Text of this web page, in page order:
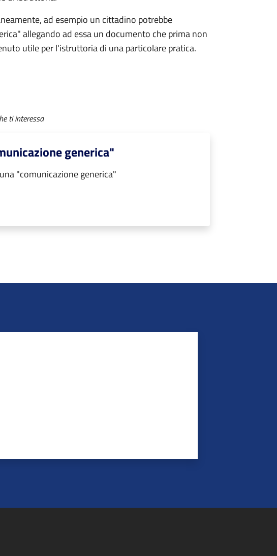
ad esempio un cittadino potrebbe
allegando ad essa un documento che prima non
utile per l'istruttoria di una particolare pratica.
ti interessa
generica"
"comunicazione generica"